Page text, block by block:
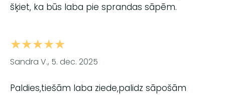
šķiet, ka būs laba pie sprandas sāpēm.
★★★★★
Sandra V., 5. dec. 2025
Paldies,tiešām laba ziede,palidz sāpošām